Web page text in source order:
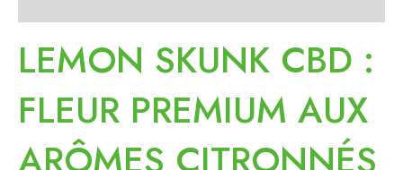
LEMON SKUNK CBD :
FLEUR PREMIUM AUX